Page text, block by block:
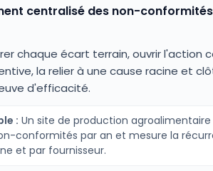
centralisé des non-
chaque écart terrain, ouvrir l'action
la relier à une cause racine et
d'efficacité.
: Un site de production agroalimentaire
conformités par an et mesure la
et par fournisseur.